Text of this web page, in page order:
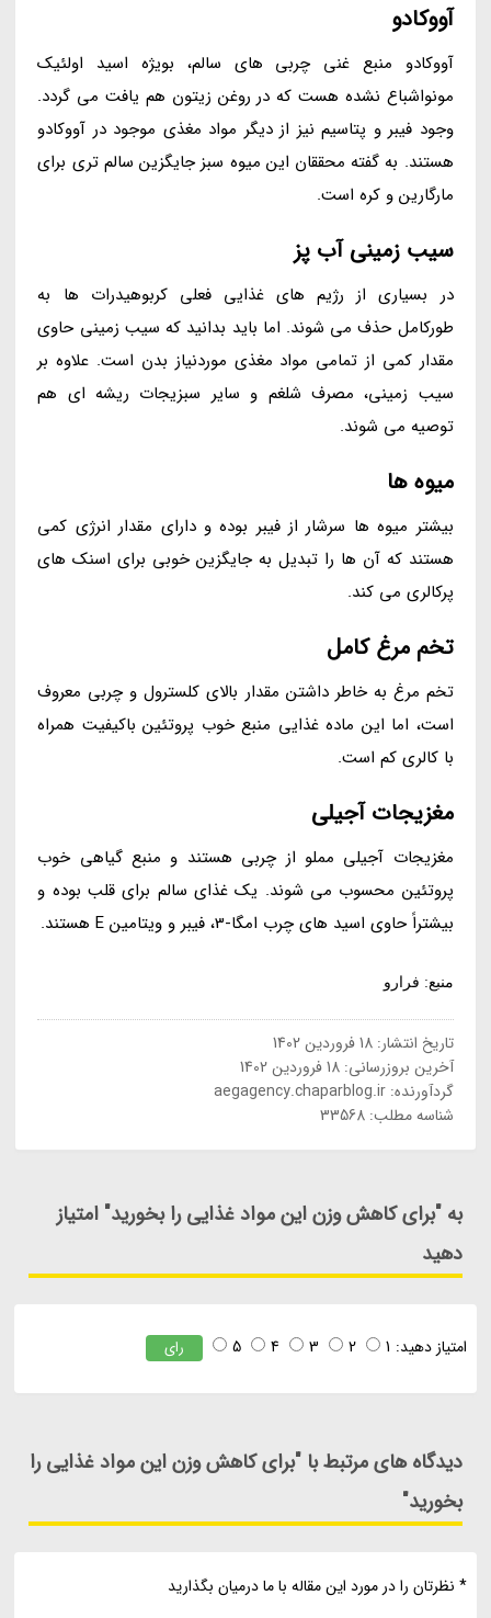
آووکادو
آووکادو منبع غنی چربی های سالم، بویژه اسید اولئیک
مونواشباع نشده هست که در روغن زیتون هم یافت می گردد.
وجود فیبر و پتاسیم نیز از دیگر مواد مغذی موجود در آووکادو
هستند. به گفته محققان این میوه سبز جایگزین سالم تری برای
مارگارین و کره است.
سیب زمینی آب پز
در بسیاری از رژیم های غذایی فعلی کربوهیدرات ها به
طورکامل حذف می شوند. اما باید بدانید که سیب زمینی حاوی
مقدار کمی از تمامی مواد مغذی موردنیاز بدن است. علاوه بر
سیب زمینی، مصرف شلغم و سایر سبزیجات ریشه ای هم
توصیه می شوند.
میوه ها
بیشتر میوه ها سرشار از فیبر بوده و دارای مقدار انرژی کمی
هستند که آن ها را تبدیل به جایگزین خوبی برای اسنک های
پرکالری می کند.
تخم مرغ کامل
تخم مرغ به خاطر داشتن مقدار بالای کلسترول و چربی معروف
است، اما این ماده غذایی منبع خوب پروتئین باکیفیت همراه
با کالری کم است.
مغزیجات آجیلی
مغزیجات آجیلی مملو از چربی هستند و منبع گیاهی خوب
پروتئین محسوب می شوند. یک غذای سالم برای قلب بوده و
بیشتراً حاوی اسید های چرب امگا-3، فیبر و ویتامین E هستند.
منبع: فرارو
تاریخ انتشار:18 فروردین 1402
آخرین بروزرسانی:18 فروردین 1402
گردآورنده:aegagency.chaparblog.ir
شناسه مطلب: 33568
به "برای کاهش وزن این مواد غذایی را بخورید" امتیاز
دهید
امتیاز دهید: 1
2
3
4
5 رای
دیدگاه های مرتبط با "برای کاهش وزن این مواد غذایی را
بخورید"
* نظرتان را در مورد این مقاله با ما درمیان بگذارید